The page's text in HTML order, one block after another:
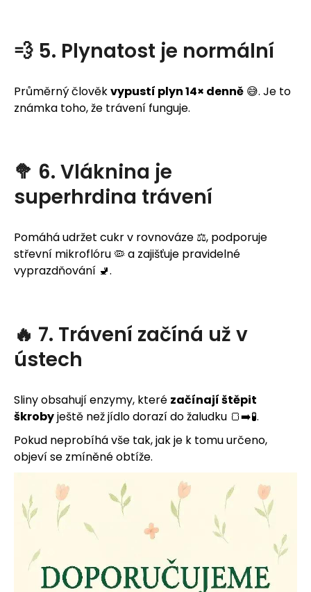
💨 5. Plynatost je normální
Průměrný člověkvypustí plyn 14× denně 😅. Je to
známka toho, že trávení funguje.
🥦 6. Vláknina je
superhrdina trávení
Pomáhá udržet cukr v rovnováze ⚖️, podporuje
střevní mikroflóru 🦠 a zajišťuje pravidelné
vyprazdňování 🚽.
🔥 7. Trávení začíná už v
ústech
Sliny obsahují enzymy, které začínají štěpit
škrobyještě než jídlo dorazí do žaludku 🍞➡️🧪.
Pokud neprobíhá vše tak, jak je k tomu určeno,
objeví se zmíněné obtíže.